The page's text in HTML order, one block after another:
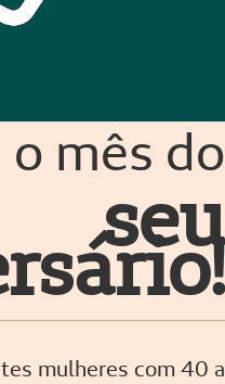
mês do
seu
mulheres com 40 a